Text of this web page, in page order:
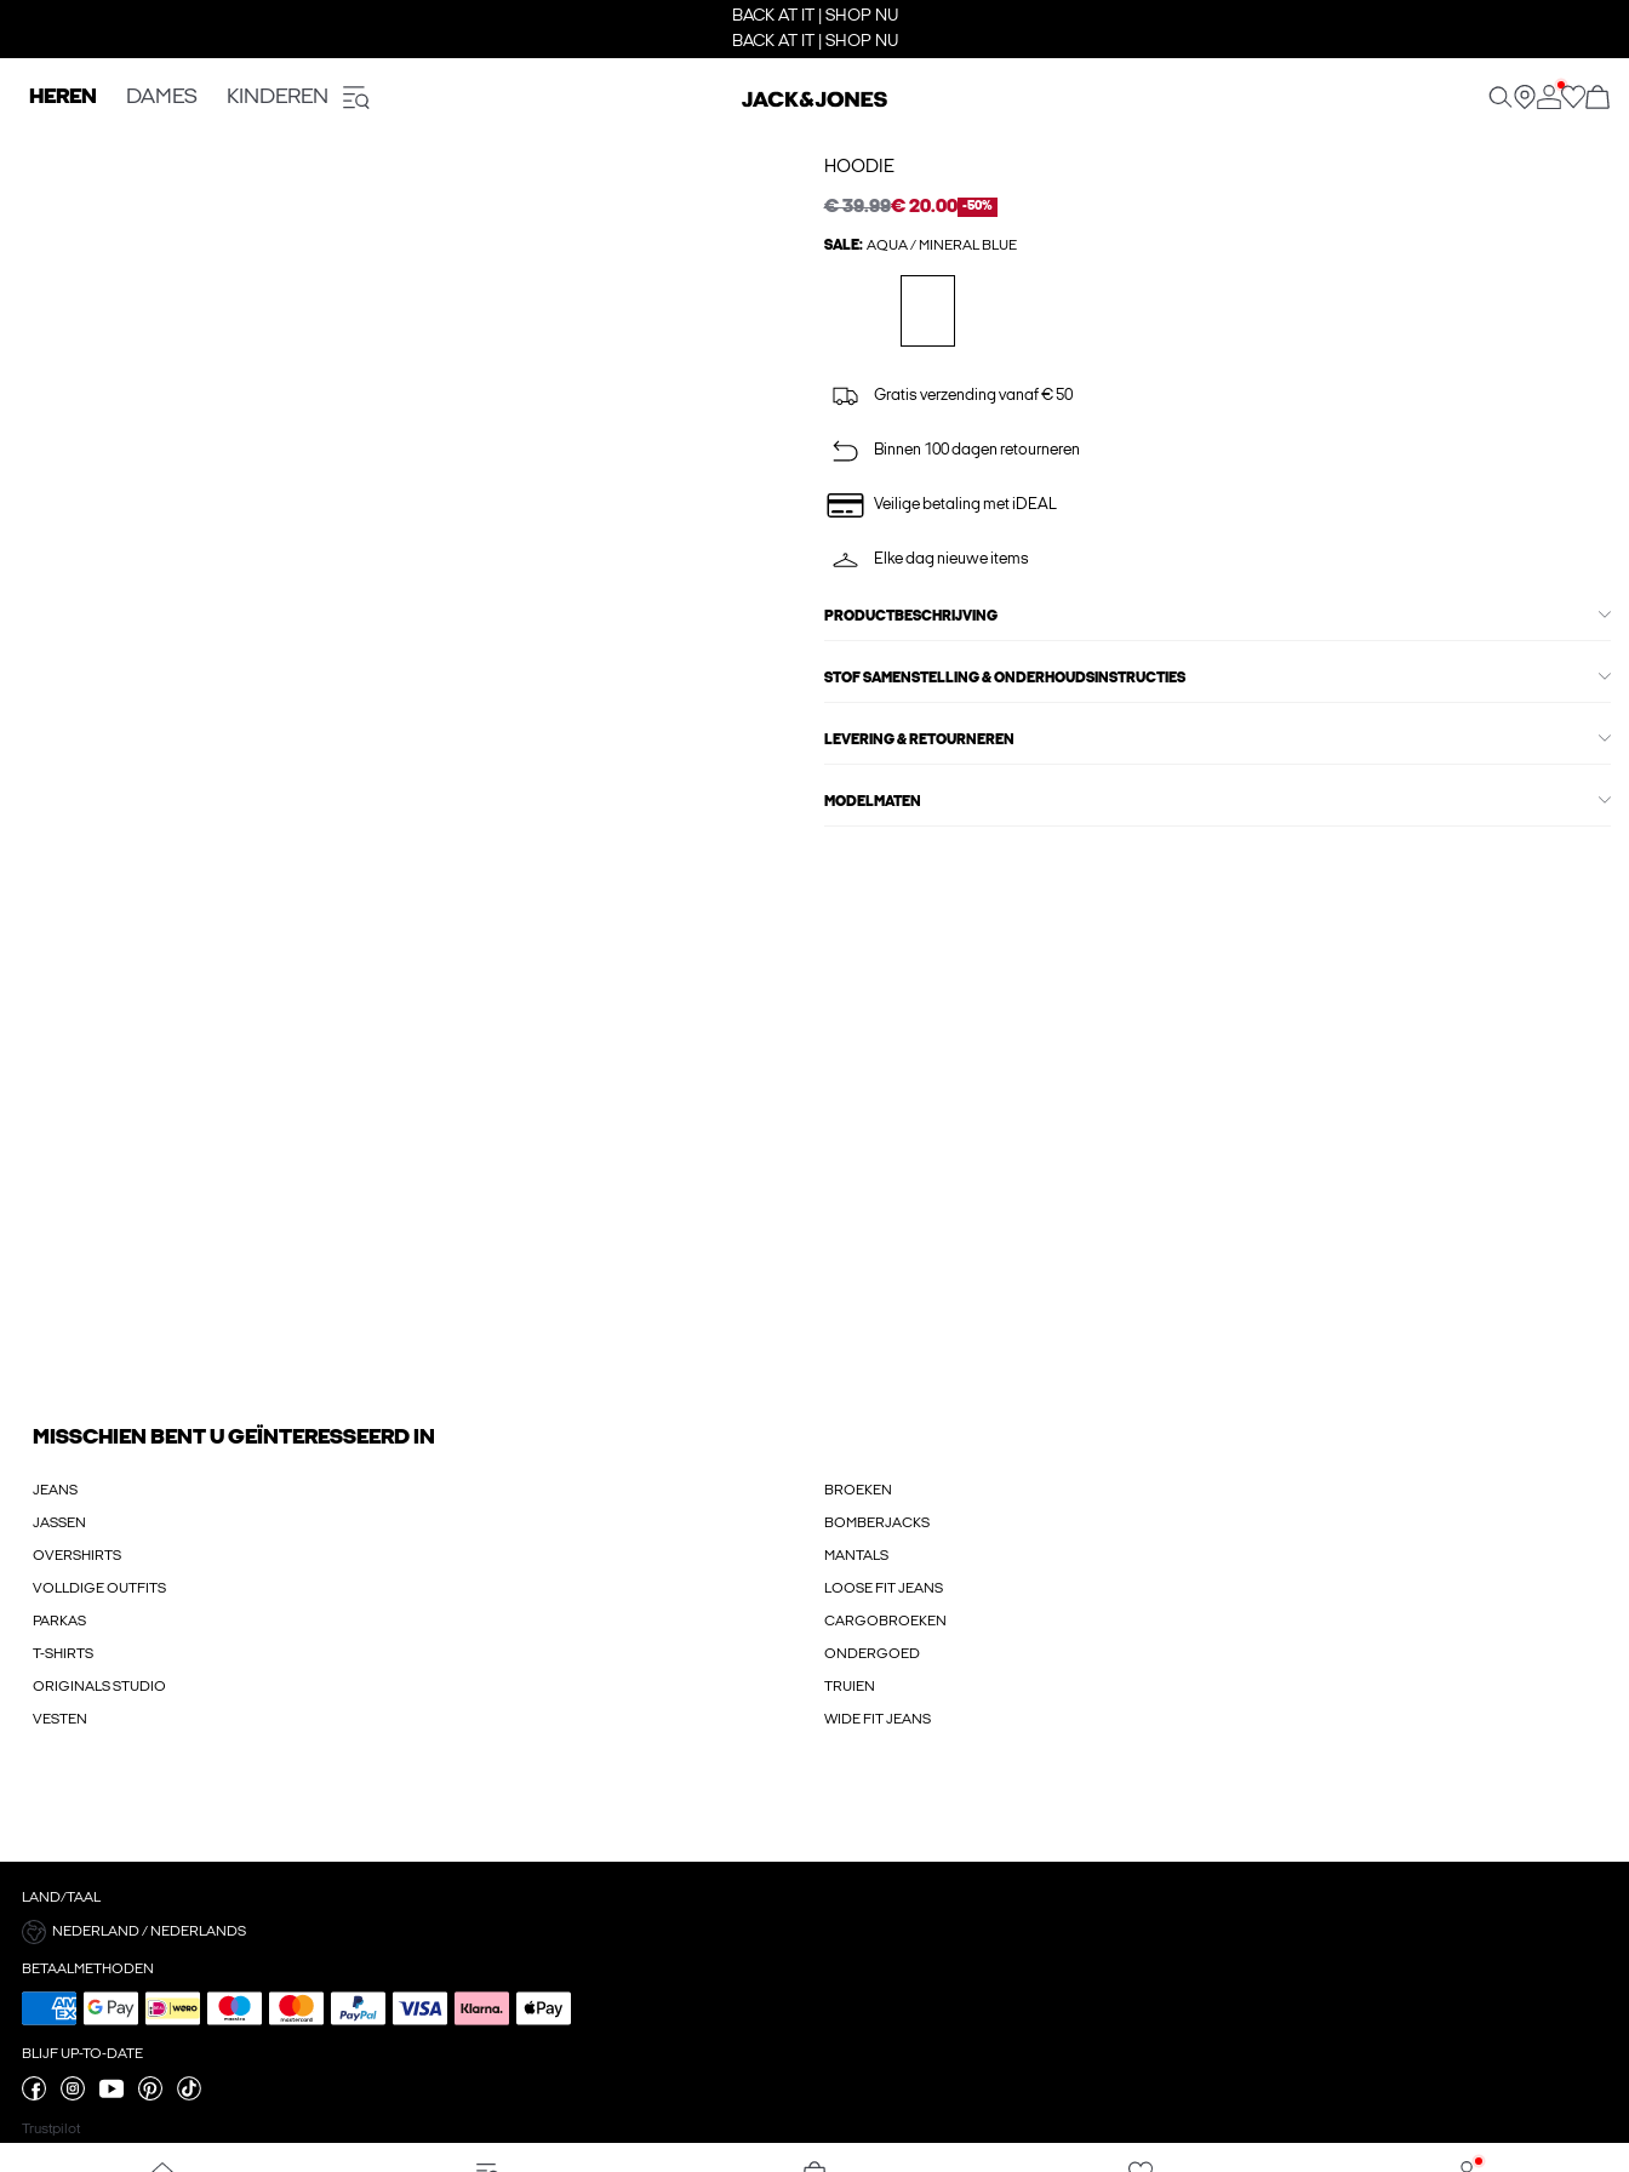
BACK AT IT | SHOP NU
BACK AT IT | SHOP NU
HEREN DAMES KINDEREN
HOODIE
€ 39.99€ 20.00 -50%
SALE: AQUA / MINERAL BLUE
Gratis verzending vanaf € 50
Binnen 100 dagen retourneren
Veilige betaling met iDEAL
Elke dag nieuwe items
PRODUCTBESCHRIJVING
STOF SAMENSTELLING & ONDERHOUDSINSTRUCTIES
LEVERING & RETOURNEREN
MODELMATEN
MISSCHIEN BENT U GEÏNTERESSEERD IN
JEANS BROEKEN
JASSEN BOMBERJACKS
OVERSHIRTS MANTALS
VOLLDIGE OUTFITS LOOSE FIT JEANS
PARKAS CARGOBROEKEN
T-SHIRTS ONDERGOED
ORIGINALS STUDIO TRUIEN
VESTEN WIDE FIT JEANS
LAND/TAAL
NEDERLAND / NEDERLANDS
BETAALMETHODEN
BLIJF UP-TO-DATE
Trustpilot